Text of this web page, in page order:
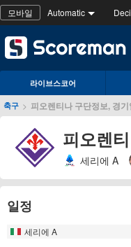
모바일 Automatic
라이브스코어
축구 > 피오렌티나 구단정보, 경
피오렌
세리에 A
일정
세리에 A